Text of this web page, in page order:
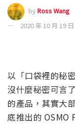
byRoss Wang
2020 年 10 月 19
以「口袋裡的秘
沒什麼秘密可言
的產品，其實大
底推出的 OSMO